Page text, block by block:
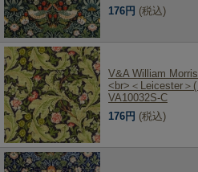
176円 (税込)
V&A William
<br>＜Leicester＞(
VA10032S-C
176円 (税込)